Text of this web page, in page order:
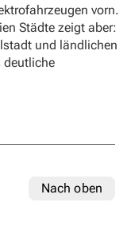
vorn.
Städte zeigt aber:
und ländlichen
deutliche
Nach oben